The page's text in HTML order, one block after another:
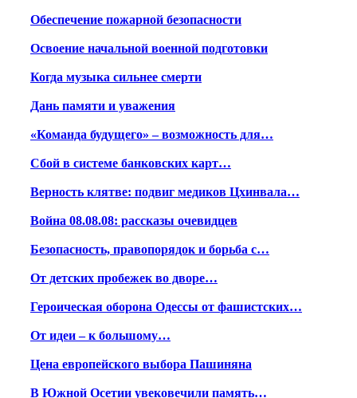
Обеспечение пожарной безопасности
Освоение начальной военной подготовки
Когда музыка сильнее смерти
Дань памяти и уважения
«Команда будущего» – возможность для…
Сбой в системе банковских карт…
Верность клятве: подвиг медиков Цхинвала…
Война 08.08.08: рассказы очевидцев
Безопасность, правопорядок и борьба с…
От детских пробежек во дворе…
Героическая оборона Одессы от фашистских…
От идеи – к большому…
Цена европейского выбора Пашиняна
В Южной Осетии увековечили память…